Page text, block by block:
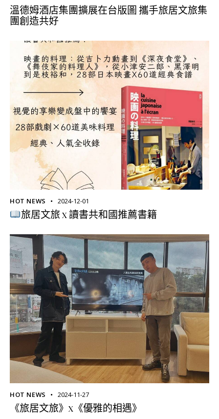
溫德姆酒店集團擴展在台版圖 攜手旅居文旅集
團創造共好
HOT NEWS 2024-12-01
旅居文旅 x 讀書共和國推薦書籍
HOT NEWS 2024-11-27
《旅居文旅》x《優雅的相遇》